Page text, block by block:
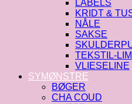
LABELS
KRIDT &
NÅLE
SAKSE
TEKSTIL-LIM
VLIESELINE
SYMØNSTRE
BØGER
CHA COUD